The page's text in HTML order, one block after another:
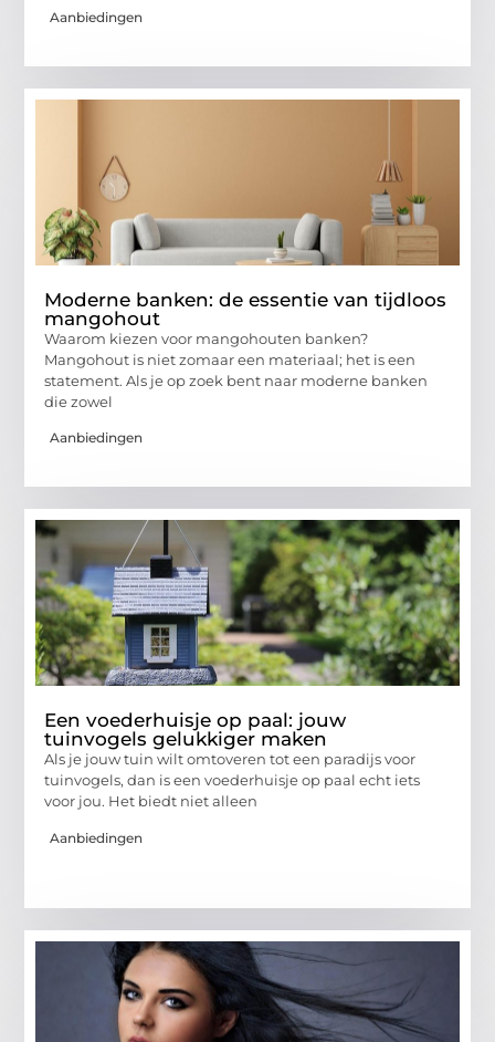
Aanbiedingen
Moderne banken: de essentie van tijdloos
mangohout
Waarom kiezen voor mangohouten banken?
Mangohout is niet zomaar een materiaal; het is een
statement. Als je op zoek bent naar moderne banken
die zowel
Aanbiedingen
Een voederhuisje op paal: jouw
tuinvogels gelukkiger maken
Als je jouw tuin wilt omtoveren tot een paradijs voor
tuinvogels, dan is een voederhuisje op paal echt iets
voor jou. Het biedt niet alleen
Aanbiedingen